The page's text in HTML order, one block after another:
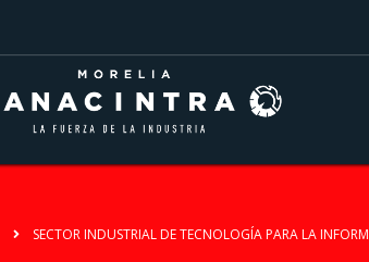
SECTOR INDUSTRIAL DE TECNOLOGÍA PARA LA